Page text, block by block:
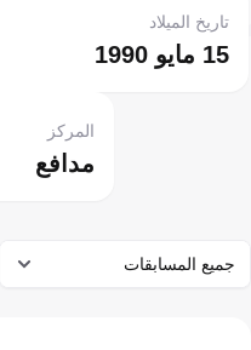
15 مايو 1990
تاريخ الميلاد
مدافع
المركز
جميع المسابقات